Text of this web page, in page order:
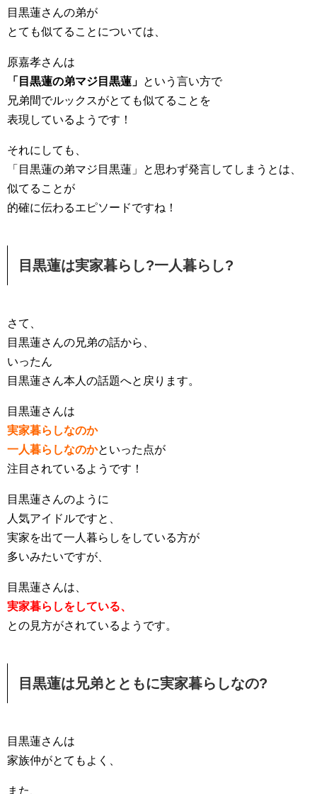
目黒蓮さんの弟が
とても似てることについては、
原嘉孝さんは
「目黒蓮の弟マジ目黒蓮」 という言い方で
兄弟間でルックスがとても似てることを
表現しているようです！
それにしても、
「目黒蓮の弟マジ目黒蓮」と思わず発言してしまうとは、
似てることが
的確に伝わるエピソードですね！
目黒蓮は実家暮らし?一人暮らし?
さて、
目黒蓮さんの兄弟の話から、
いったん
目黒蓮さん本人の話題へと戻ります。
目黒蓮さんは
実家暮らしなのか
一人暮らしなのかといった点が
注目されているようです！
目黒蓮さんのように
人気アイドルですと、
実家を出て一人暮らしをしている方が
多いみたいですが、
目黒蓮さんは、
実家暮らしをしている、
との見方がされているようです。
目黒蓮は兄弟とともに実家暮らしなの?
目黒蓮さんは
家族仲がとてもよく、
また、